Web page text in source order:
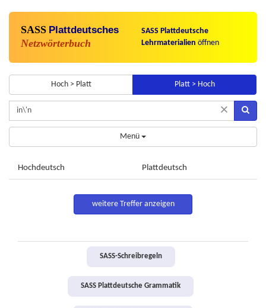
SASS Plattdeutsches
Netzwörterbuch
SASS Plattdeutsche
Lehrmaterialien öffnen
Hoch > Platt Platt > Hoch
×
Menü
Hochdeutsch Plattdeutsch
weitere Treffer anzeigen
SASS-Schreibregeln
SASS Plattdeutsche Grammatik